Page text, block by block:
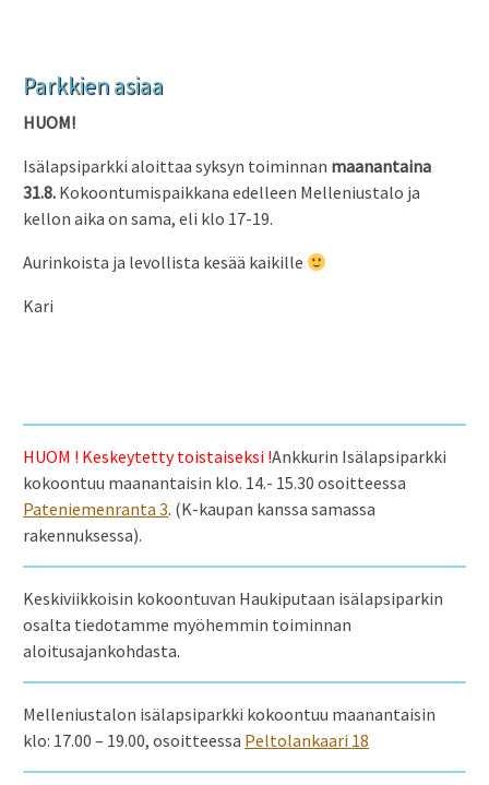
Parkkien asiaa
HUOM!
Isälapsiparkki aloittaa syksyn toiminnan maanantaina
31.8. Kokoontumispaikkana edelleen Melleniustalo ja
kellon aika on sama, eli klo 17-19.
Aurinkoista ja levollista kesää kaikille
Kari
HUOM ! Keskeytetty toistaiseksi !Ankkurin Isälapsiparkki
kokoontuu maanantaisin klo. 14.- 15.30 osoitteessa
Pateniemenranta 3. (K-kaupan kanssa samassa
rakennuksessa).
Keskiviikkoisin kokoontuvan Haukiputaan isälapsiparkin
osalta tiedotamme myöhemmin toiminnan
aloitusajankohdasta.
Melleniustalon isälapsiparkki kokoontuu maanantaisin
klo: 17.00 – 19.00, osoitteessa Peltolankaari 18